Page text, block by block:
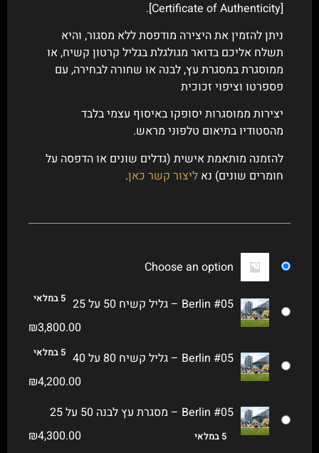
[Certificate of Authenticity].
ניתן להזמין את היצירה מודפסת ללא מסגור, והיא
תשלח אליכם בדואר מגולגלת בגליל קרטון קשיח, או
ממוסגרת במסגרת עץ, לבנה או שחורה לבחירה, עם
פספרטו וציפוי זכוכית
יצירות ממוסגרות יסופקו באיסוף עצמי בלבד
מהסטודיו בתיאום טלפוני מראש.
להזמנה מותאמת אישית (גדלים שונים או הדפסה על
חומרים שונים) נא ליצור קשר כאן.
Choose an option
Berlin #05 – גליל קשיח 50 על 25
₪3,800.00
5 במלאי
Berlin #05 – גליל קשיח 80 על 40
₪4,200.00
5 במלאי
Berlin #05 – מסגרת עץ לבנה 50 על 25
₪4,300.00 5 במלאי